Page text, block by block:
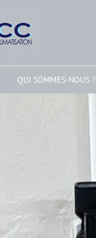
QUI SOMMES-NOUS ?